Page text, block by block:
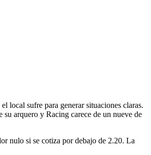
local sufre para generar situaciones claras.
su arquero y Racing carece de un nueve de
nulo si se cotiza por debajo de 2.20. La